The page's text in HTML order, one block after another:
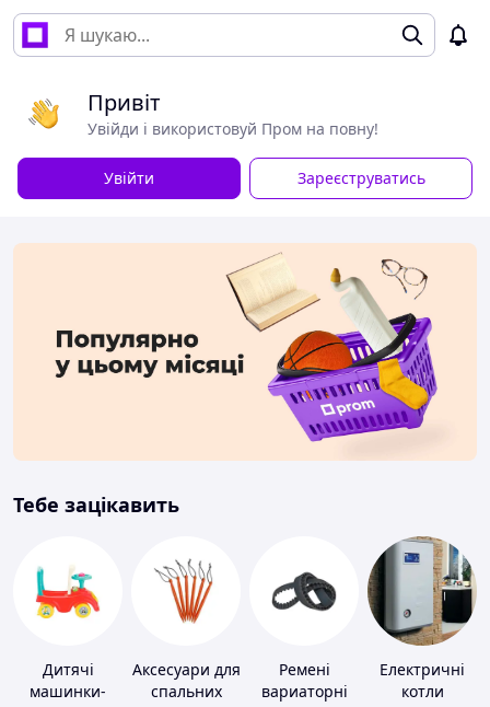
Привіт
Увійди і використовуй Пром на повну!
Увійти Зареєструватись
Тебе зацікавить
Дитячі
машинки-
Аксесуари для
спальних
Ремені
вариаторні
Електричні
котли